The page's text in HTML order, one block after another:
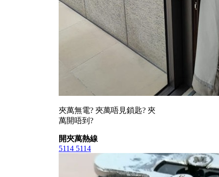
夾萬無電? 夾萬唔見鎖匙? 夾
萬開唔到?
開夾萬熱線
5114 5114